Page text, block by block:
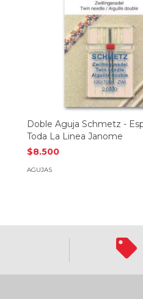
Doble Aguja Schmetz -
Toda La Linea Janome
$8.500
AGUJAS